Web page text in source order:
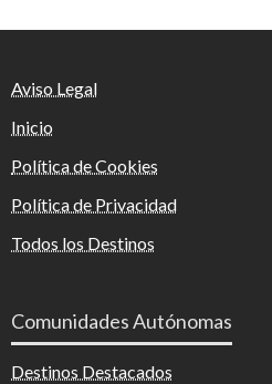
Aviso Legal
Inicio
Política de Cookies
Política de Privacidad
Todos los Destinos
Comunidades Autónomas
Destinos Destacados